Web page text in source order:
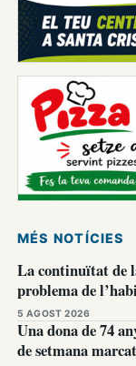
MÉS NOTÍCIES
La continuïtat de
problema de
5 AGOST 2026
Una dona de 74
de setmana